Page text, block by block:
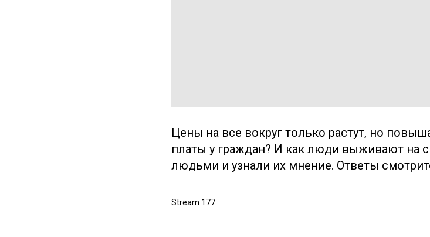
Цены на все вокруг только растут, но
платы у граждан? И как люди выживают на
людьми и узнали их мнение. Ответы
Stream 177